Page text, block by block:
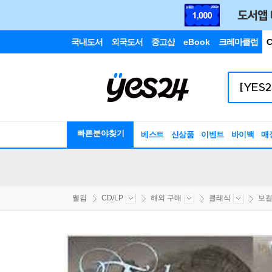
국내도서 외국도서 중고샵 eBook 크레마클럽
빠른분야찾기 베스트 신상품 이벤트 바이백 매
웰컴 CD/LP 해외 구매 클래식 보